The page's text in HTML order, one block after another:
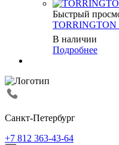
Быстрый
В наличии
Подробнее
Санкт-Петербург
+7 812 363-43-64